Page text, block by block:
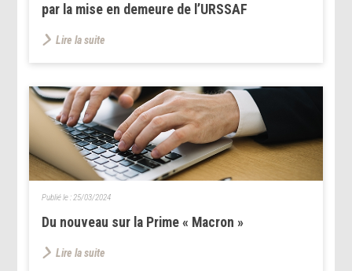
par la mise en demeure de l’URSSAF
Lire la suite
Du nouveau sur la Prime « Macron »
Publié le : 25/03/2024
Lire la suite